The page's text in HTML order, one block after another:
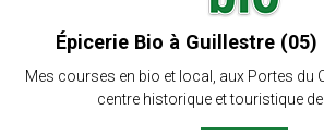
Épicerie Bio à Guillestre (05)
Mes courses en bio et local, aux Portes du
centre historique et touristique de